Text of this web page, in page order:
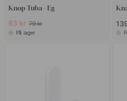
Knop Tuba - Eg
63 kr 79 kr
På lager